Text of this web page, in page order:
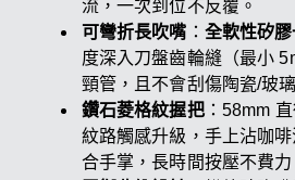
流，一次到位不反覆。
可彎折長吹嘴 ： 全軟性矽
度深入刀盤齒輪縫（最小
頸管，且不會刮傷陶瓷/玻
鑽石菱格紋握把：58mm
紋路觸感升級，手上沾咖
合手掌，長時間按壓不費力